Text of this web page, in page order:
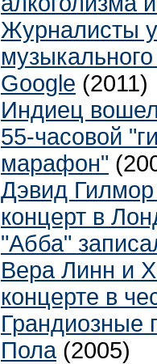
Журналисты
Google (2011)
Индиец
55-часовой
марафон"
Дэвид Гилмор
концерт в
"Абба"
Вера Линн и
концерте в
Грандиозные
Пола (2005)